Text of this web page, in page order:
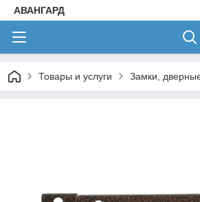
АВАНГАРД
Товары и услуги Замки,